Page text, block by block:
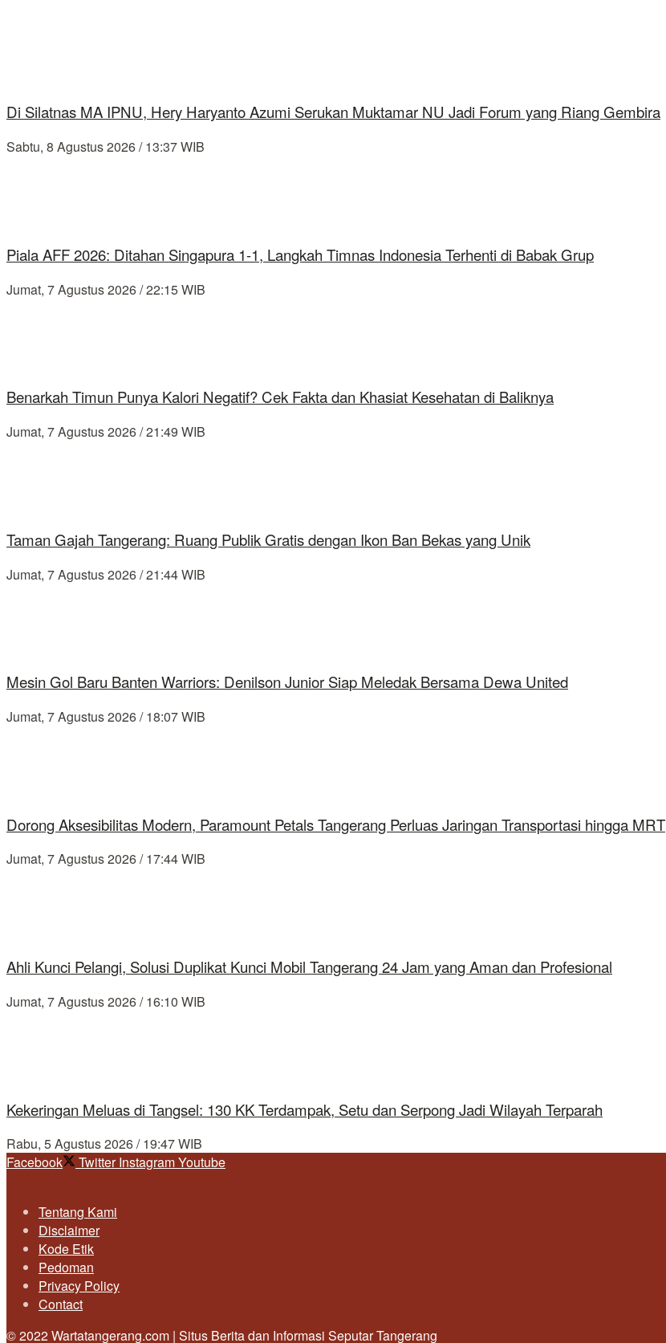
Di Silatnas MA IPNU, Hery Haryanto Azumi Serukan Muktamar NU Jadi Forum yang Riang Gembira
Sabtu, 8 Agustus 2026 / 13:37 WIB
Piala AFF 2026: Ditahan Singapura 1-1, Langkah Timnas Indonesia Terhenti di Babak Grup
Jumat, 7 Agustus 2026 / 22:15 WIB
Benarkah Timun Punya Kalori Negatif? Cek Fakta dan Khasiat Kesehatan di Baliknya
Jumat, 7 Agustus 2026 / 21:49 WIB
Taman Gajah Tangerang: Ruang Publik Gratis dengan Ikon Ban Bekas yang Unik
Jumat, 7 Agustus 2026 / 21:44 WIB
Mesin Gol Baru Banten Warriors: Denilson Junior Siap Meledak Bersama Dewa United
Jumat, 7 Agustus 2026 / 18:07 WIB
Dorong Aksesibilitas Modern, Paramount Petals Tangerang Perluas Jaringan Transportasi hingga MRT
Jumat, 7 Agustus 2026 / 17:44 WIB
Ahli Kunci Pelangi, Solusi Duplikat Kunci Mobil Tangerang 24 Jam yang Aman dan Profesional
Jumat, 7 Agustus 2026 / 16:10 WIB
Kekeringan Meluas di Tangsel: 130 KK Terdampak, Setu dan Serpong Jadi Wilayah Terparah
Rabu, 5 Agustus 2026 / 19:47 WIB
Facebook
Twitter InstagramYoutube
Tentang Kami
Disclaimer
Kode Etik
Pedoman
Privacy Policy
Contact
© 2022 Wartatangerang.com | Situs Berita dan Informasi Seputar Tangerang